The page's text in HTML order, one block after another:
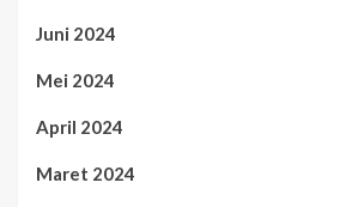
Juni 2024
Mei 2024
April 2024
Maret 2024